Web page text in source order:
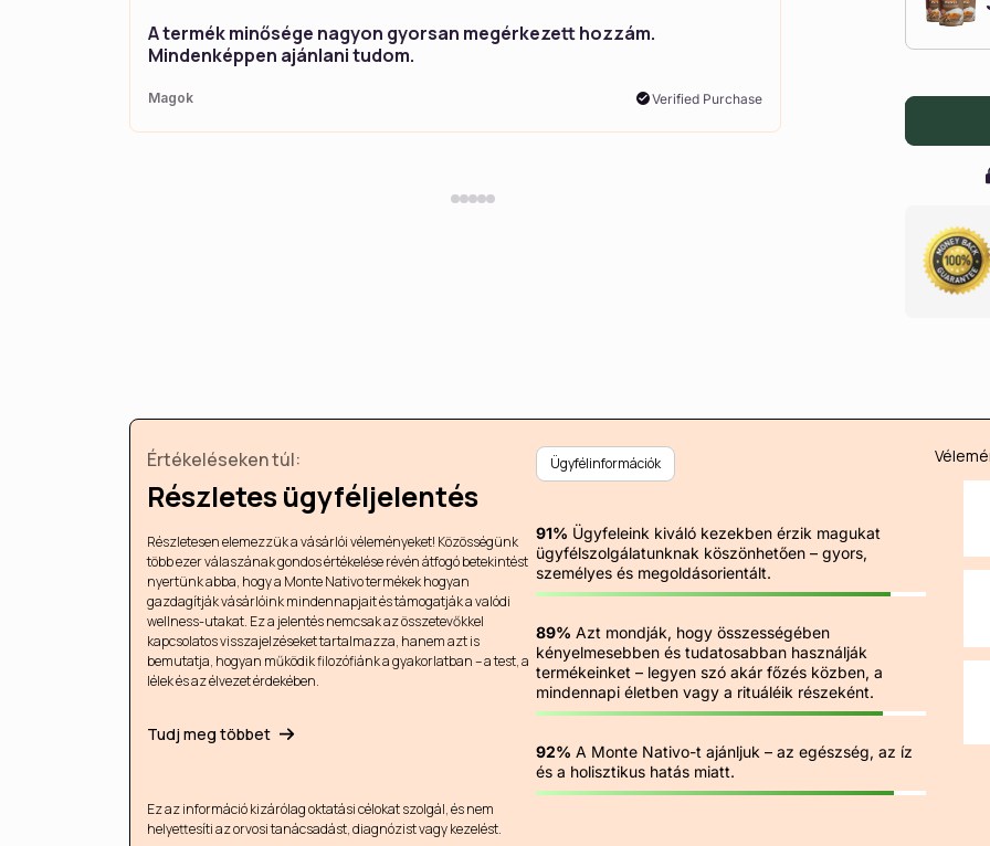
A termék minősége nagyon gyorsan megérkezett hozzám.
Mindenképpen ajánlani tudom.
Magok Verified Purchase
A minőség
csillagot, de
ajánlom a
Értékeléseken túl:
Részletes ügyféljelentés
Részletesen elemezzük a vásárlói véleményeket! Közösségünk
több ezer válaszának gondos értékelése révén átfogó betekintést
nyertünk abba, hogy a Monte Nativo termékek hogyan
gazdagítják vásárlóink ​​mindennapjait és támogatják a valódi
wellness-utakat. Ez a jelentés nemcsak az összetevőkkel
kapcsolatos visszajelzéseket tartalmazza, hanem azt is
bemutatja, hogyan működik filozófiánk a gyakorlatban – a test, a
lélek és az élvezet érdekében.
Tudj meg többet
Ez az információ kizárólag oktatási célokat szolgál, és nem
helyettesíti az orvosi tanácsadást, diagnózist vagy kezelést.
Ügyfélinformációk
91% Ügyfeleink kiváló kezekben érzik magukat
ügyfélszolgálatunknak köszönhetően – gyors,
személyes és megoldásorientált.
89% Azt mondják, hogy összességében
kényelmesebben és tudatosabban használják
termékeinket – legyen szó akár főzés közben, a
mindennapi életben vagy a rituáléik részeként.
92% A Monte Nativo-t ajánljuk – az egészség, az íz
és a holisztikus hatás miatt.